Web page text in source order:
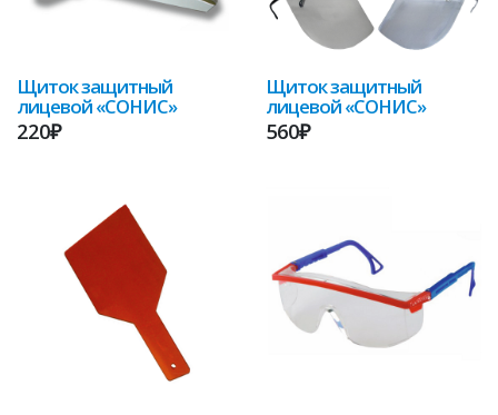
Щиток защитный
лицевой «СОНИС»
220₽
Щиток защитный
лицевой «СОНИС»
560₽